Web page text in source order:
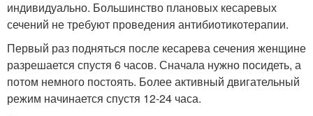
индивидуально. Большинство плановых кесаревых
сечений не требуют проведения антибиотикотерапии.
Первый раз подняться после кесарева сечения женщине
разрешается спустя 6 часов. Сначала нужно посидеть, а
потом немного постоять. Более активный двигательный
режим начинается спустя 12-24 часа.